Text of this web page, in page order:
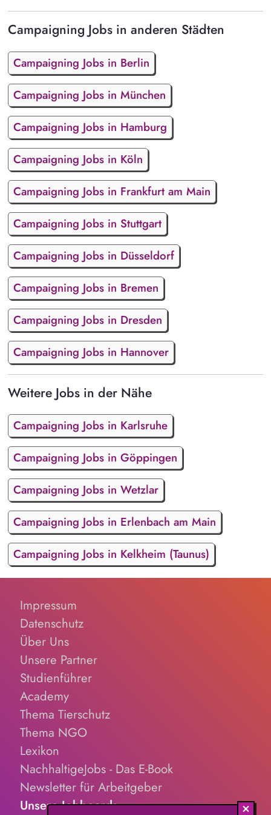
Campaigning Jobs in anderen Städten
Campaigning Jobs in Berlin
Campaigning Jobs in München
Campaigning Jobs in Hamburg
Campaigning Jobs in Köln
Campaigning Jobs in Frankfurt am Main
Campaigning Jobs in Stuttgart
Campaigning Jobs in Düsseldorf
Campaigning Jobs in Bremen
Campaigning Jobs in Dresden
Campaigning Jobs in Hannover
Weitere Jobs in der Nähe
Campaigning Jobs in Karlsruhe
Campaigning Jobs in Göppingen
Campaigning Jobs in Wetzlar
Campaigning Jobs in Erlenbach am Main
Campaigning Jobs in Kelkheim (Taunus)
Impressum
Datenschutz
Über Uns
Unsere Partner
Studienführer
Academy
Thema Tierschutz
Thema NGO
Lexikon
NachhaltigeJobs - Das E-Book
Newsletter für Arbeitgeber
Unsere Jobboards